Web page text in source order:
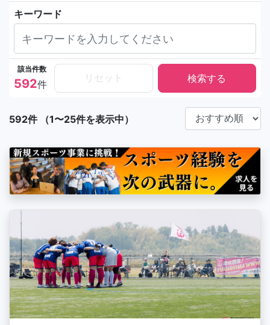
キーワード
該当件数
592件
リセット
592件 （1〜25件を表示中）